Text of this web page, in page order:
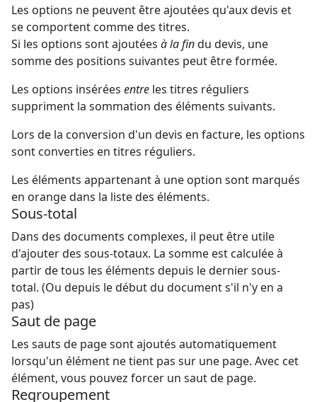
Les options ne peuvent être ajoutées qu'aux devis et
se comportent comme des titres.
Si les options sont ajoutées à la findu devis, une
somme des positions suivantes peut être formée.
Les options insérées entre les titres réguliers
suppriment la sommation des éléments suivants.
Lors de la conversion d'un devis en facture, les options
sont converties en titres réguliers.
Les éléments appartenant à une option sont marqués
en orange dans la liste des éléments.
Sous-total
Dans des documents complexes, il peut être utile
d'ajouter des sous-totaux. La somme est calculée à
partir de tous les éléments depuis le dernier sous-
total. (Ou depuis le début du document s'il n'y en a
pas)
Saut de page
Les sauts de page sont ajoutés automatiquement
lorsqu'un élément ne tient pas sur une page. Avec cet
élément, vous pouvez forcer un saut de page.
Regroupement